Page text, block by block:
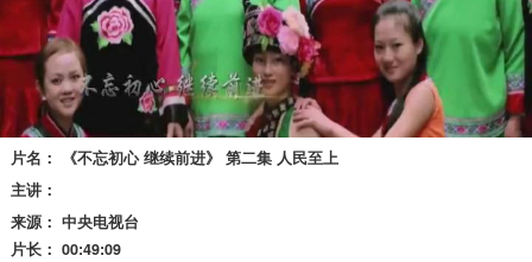
片名：
《不忘初心 继续前进》 第二集 人民至上
主讲：
来源： 中央电视台
片长： 00:49:09